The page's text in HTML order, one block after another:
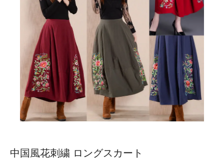
中国風花刺繍 ロングスカート